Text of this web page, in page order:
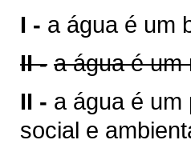
I - a água é um
II - a água é um
II - a água é um
social e